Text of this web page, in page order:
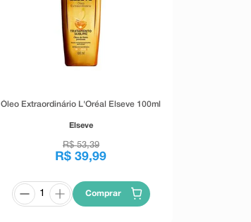
Óleo Extraordinário L'Oréal Elseve 100ml
Elseve
R$ 53,39
R$ 39,99
Comprar